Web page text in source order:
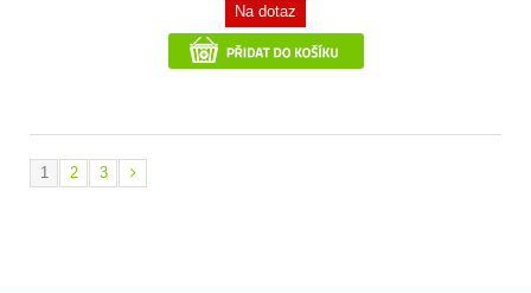
Na dotaz
1 2 3